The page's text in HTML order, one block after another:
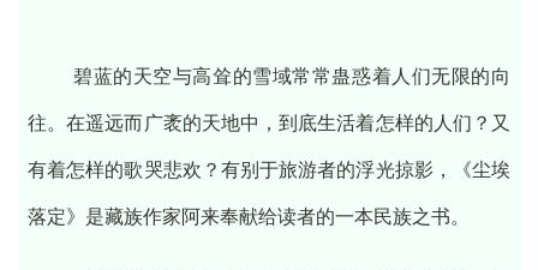
碧蓝的天空与高耸的雪域常常蛊惑着人们无限的向
往。在遥远而广袤的天地中，到底生活着怎样的人们？又
有着怎样的歌哭悲欢？有别于旅游者的浮光掠影，《尘埃
落定》是藏族作家阿来奉献给读者的一本民族之书。